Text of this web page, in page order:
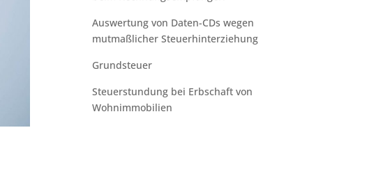
Auswertung von Daten-CDs wegen
mutmaßlicher Steuerhinterziehung
Grundsteuer
Steuerstundung bei Erbschaft von
Wohnimmobilien